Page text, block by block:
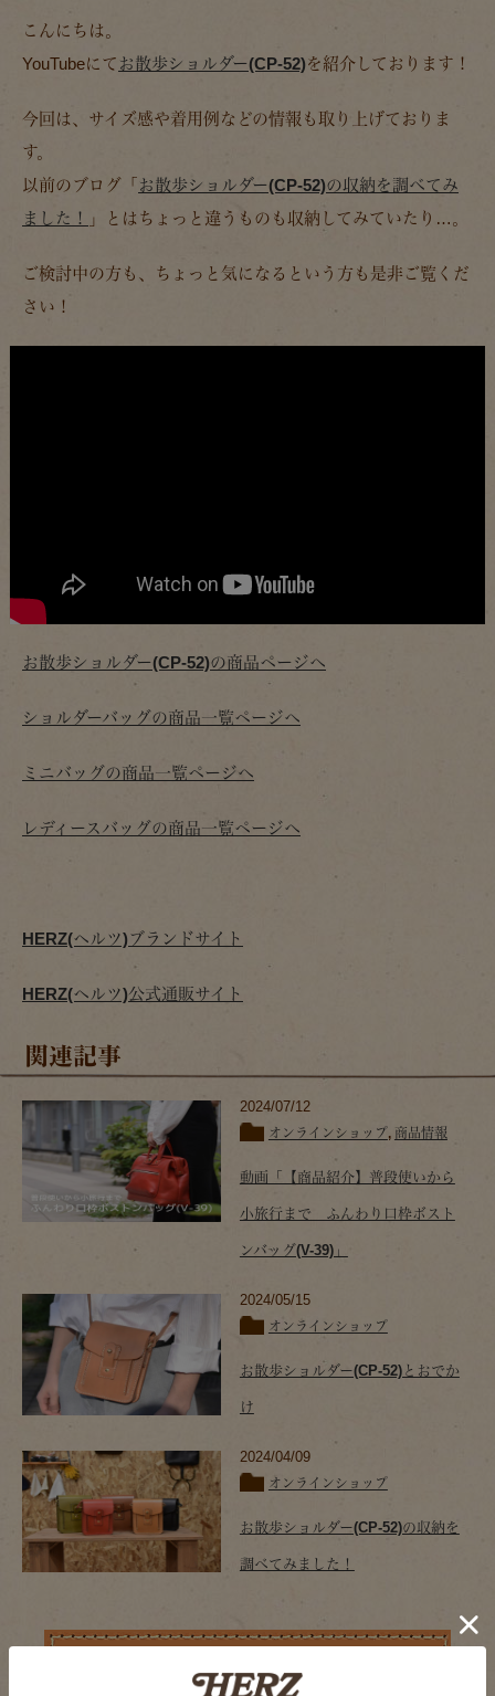
こんにちは。
YouTubeにて お散歩ショルダー(CP-52)を紹介しております！
今回は、サイズ感や着用例などの情報も取り上げておりま
す。
以前のブログ「 お散歩ショルダー(CP-52)の収納を調べてみ
ました！ 」とはちょっと違うものも収納してみていたり…。
ご検討中の方も、ちょっと気になるという方も是非ご覧くだ
さい！
お散歩ショルダー(CP-52)の商品ページへ
ショルダーバッグの商品一覧ページへ
ミニバッグの商品一覧ページへ
レディースバッグの商品一覧ページへ
HERZ(ヘルツ)ブランドサイト
HERZ(ヘルツ)公式通販サイト
関連記事
2024/07/12
オンラインショップ, 商品情報
動画「【商品紹介】普段使いから
小旅行まで ふんわり口枠ボスト
ンバッグ(V-39)」
2024/05/15
オンラインショップ
お散歩ショルダー(CP-52)とおでか
け
2024/04/09
オンラインショップ
お散歩ショルダー(CP-52)の収納を
調べてみました！